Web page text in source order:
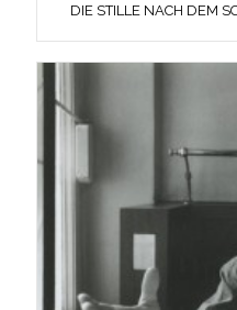
DIE STILLE NACH DEM